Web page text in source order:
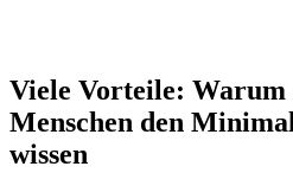
Viele Vorteile: Warum
Menschen den
wissen